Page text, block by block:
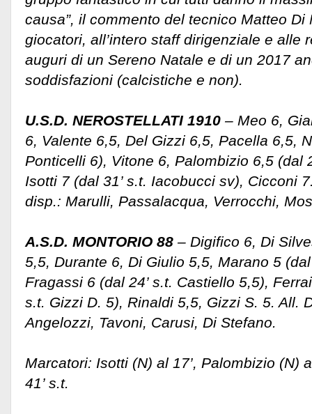
causa”, il commento del tecnico Matteo Di
giocatori, all’intero staff dirigenziale e alle
auguri di un Sereno Natale e di un 2017
soddisfazioni (calcistiche e non).
U.S.D. NEROSTELLATI 1910 – Meo 6,
6, Valente 6,5, Del Gizzi 6,5, Pacella 6,5,
Ponticelli 6), Vitone 6, Palombizio 6,5 (dal
Isotti 7 (dal 31’ s.t. Iacobucci sv), Cicconi
disp.: Marulli, Passalacqua, Verrocchi,
A.S.D. MONTORIO 88 – Digifico 6, Di
5,5, Durante 6, Di Giulio 5,5, Marano 5
Fragassi 6 (dal 24’ s.t. Castiello 5,5),
s.t. Gizzi D. 5), Rinaldi 5,5, Gizzi S. 5. All.
Angelozzi, Tavoni, Carusi, Di Stefano.
Marcatori: Isotti (N) al 17’, Palombizio (N)
41’ s.t.